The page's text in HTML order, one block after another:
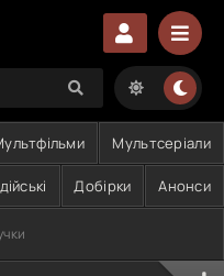
Мультсеріали
Добірки Анонси